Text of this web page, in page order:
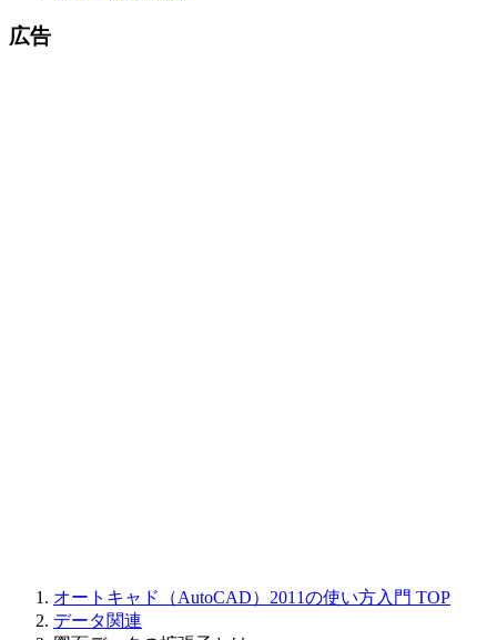
広告
オートキャド（AutoCAD）2011の使い方入門 TOP
データ関連